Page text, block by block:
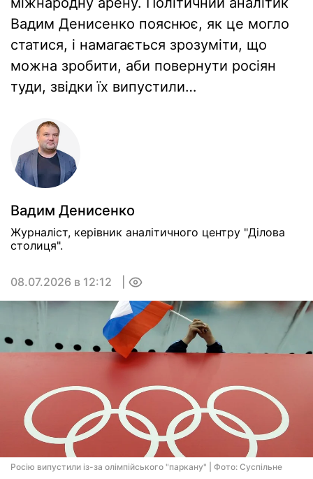
Вадим Денисенко пояснює, як це могло
статися, і намагається зрозуміти, що
можна зробити, аби повернути росіян
туди, звідки їх випустили…
Вадим Денисенко
Журналіст, керівник аналітичного центру "Ділова
столиця".
08.07.2026 в 12:12
Росію випустили із-за олімпійського "паркану" | Фото: Суспільне